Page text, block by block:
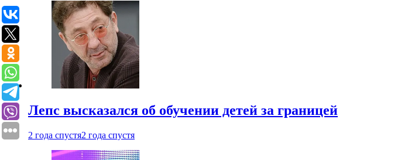
Лепс высказался об обучении детей за границей
2 года спустя2 года спустя